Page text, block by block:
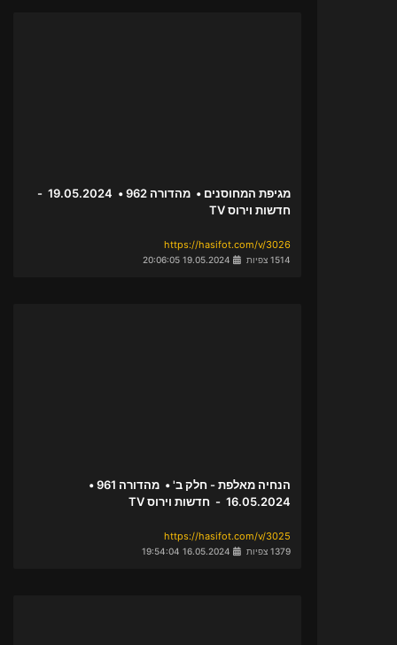
מגיפת המחוסנים • מהדורה 962 • 19.05.2024 -
חדשות וירוס TV
https://hasifot.com/v/3026
1514 צפיות
הנחיה מאלפת - חלק ב' • מהדורה 961 •
16.05.2024 - חדשות וירוס TV
https://hasifot.com/v/3025
1379 צפיות